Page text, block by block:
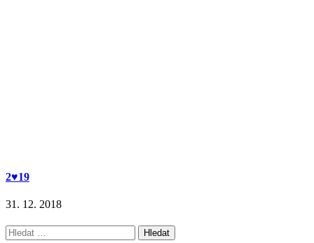
2♥19
31. 12. 2018
Vyhledávání